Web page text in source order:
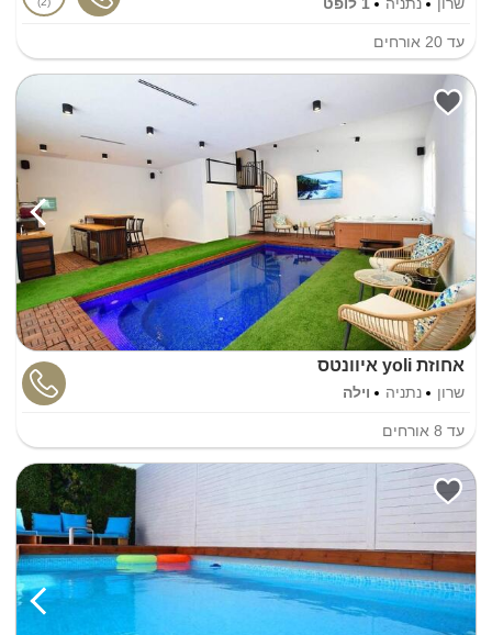
עד 20 אורחים
אחוזת yoli איוונטס
שרון נתניה וילה
עד 8 אורחים